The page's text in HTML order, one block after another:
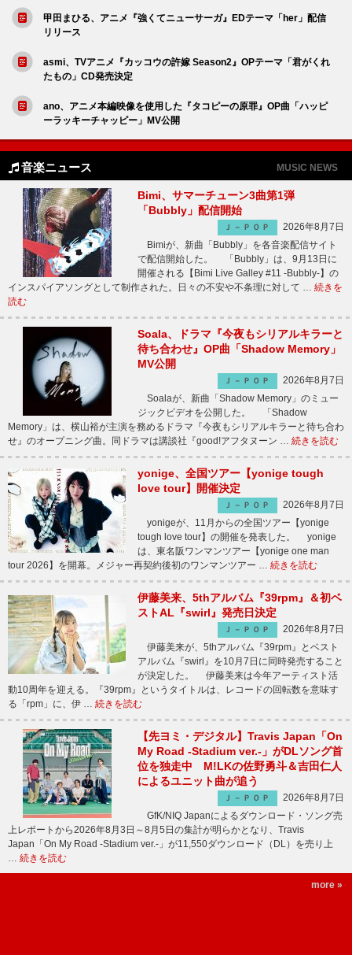
甲田まひる、アニメ『強くてニューサーガ』EDテーマ「her」配信
リリース
asmi、TVアニメ『カッコウの許嫁 Season2』OPテーマ「君がくれ
たもの」CD発売決定
ano、アニメ本編映像を使用した『タコピーの原罪』OP曲「ハッピ
ーラッキーチャッピー」MV公開
音楽ニュース MUSIC NEWS
Bimi、サマーチューン3曲第1弾
「Bubbly」配信開始
Ｊ－ＰＯＰ
2026年8月7日
Bimiが、新曲「Bubbly」を各音楽配信サイト
で配信開始した。 「Bubbly」は、9月13日に
開催される【Bimi Live Galley #11 -Bubbly-】の
インスパイアソングとして制作された。日々の不安や不条理に対して … 続きを
読む
Soala、ドラマ『今夜もシリアルキラーと
待ち合わせ』OP曲「Shadow Memory」
MV公開
Ｊ－ＰＯＰ
2026年8月7日
Soalaが、新曲「Shadow Memory」のミュー
ジックビデオを公開した。 「Shadow
Memory」は、横山裕が主演を務めるドラマ『今夜もシリアルキラーと待ち合わ
せ』のオープニング曲。同ドラマは講談社『good!アフタヌーン … 続きを読む
yonige、全国ツアー【yonige tough
love tour】開催決定
Ｊ－ＰＯＰ
2026年8月7日
yonigeが、11月からの全国ツアー【yonige
tough love tour】の開催を発表した。 yonige
は、東名阪ワンマンツアー【yonige one man
tour 2026】を開幕。メジャー再契約後初のワンマンツアー … 続きを読む
伊藤美来、5thアルバム『39rpm』＆初ベ
ストAL『swirl』発売日決定
Ｊ－ＰＯＰ
2026年8月7日
伊藤美来が、5thアルバム『39rpm』とベスト
アルバム『swirl』を10月7日に同時発売すること
が決定した。 伊藤美来は今年アーティスト活
動10周年を迎える。『39rpm』というタイトルは、レコードの回転数を意味す
る「rpm」に、伊 … 続きを読む
【先ヨミ・デジタル】Travis Japan「On
My Road -Stadium ver.-」がDLソング首
位を独走中 M!LKの佐野勇斗＆吉田仁人
によるユニット曲が追う
Ｊ－ＰＯＰ
2026年8月7日
GfK/NIQ Japanによるダウンロード・ソング売
上レポートから2026年8月3日～8月5日の集計が明らかとなり、Travis
Japan「On My Road -Stadium ver.-」が11,550ダウンロード（DL）を売り上
… 続きを読む
more »